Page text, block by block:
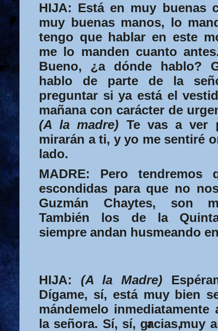
HIJA: Está en muy buenas
muy buenas manos, lo
tengo que hablar en este
me lo manden cuanto
Bueno, ¿a dónde hablo?
hablo de parte de la
preguntar si ya está el
mañana con carácter de
(A la madre) Te vas a ver
mirarán a ti, y yo me sentiré
lado.
MADRE: Pero tendremos
escondidas para que no
Guzmán Chaytes, son
También los de la
siempre andan husmeando
HIJA: (A la Madre)
Dígame, sí, está muy bien
mándemelo
la señora. Sí, sí, gracias,muy